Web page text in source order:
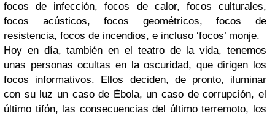
focos de infección, focos de calor, focos culturales,
focos acústicos, focos geométricos, focos de
resistencia, focos de incendios, e incluso ‘focos’ monje.
Hoy en día, también en el teatro de la vida, tenemos
unas personas ocultas en la oscuridad, que dirigen los
focos informativos. Ellos deciden, de pronto, iluminar
con su luz un caso de Ébola, un caso de corrupción, el
último tifón, las consecuencias del último terremoto, los